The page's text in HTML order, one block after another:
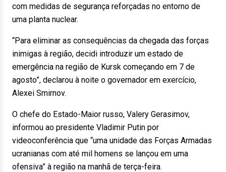
com medidas de segurança reforçadas no entorno de
uma planta nuclear.
“Para eliminar as consequências da chegada das forças
inimigas à região, decidi introduzir um estado de
emergência na região de Kursk começando em 7 de
agosto”, declarou à noite o governador em exercício,
Alexei Smirnov.
O chefe do Estado-Maior russo, Valery Gerasimov,
informou ao presidente Vladimir Putin por
videoconferência que “uma unidade das Forças Armadas
ucranianas com até mil homens se lançou em uma
ofensiva” à região na manhã de terça-feira.